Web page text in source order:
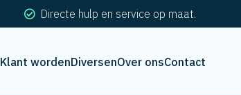
Directe hulp en service op maat.
Klant wordenDiversenOver onsContact